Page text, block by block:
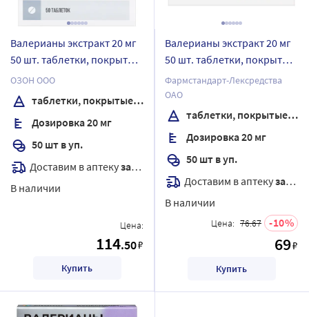
Валерианы экстракт 20 мг
50 шт. таблетки, покрытые
пленочной оболочкой
блистер
ОЗОН ООО
таблетки, покрытые пленочной оболочкой
Дозировка 20 мг
50 шт в уп.
Доставим в аптекузавтра
В наличии
Цена:
114.50₽
Купить
Валерианы экстракт 20 мг
50 шт. таблетки, покрытые
оболочкой
Фармстандарт-Лексредства
ОАО
таблетки, покрытые оболочкой
Дозировка 20 мг
50 шт в уп.
Доставим в аптекузавтра
В наличии
Цена: 76.67 10
69₽
Купить